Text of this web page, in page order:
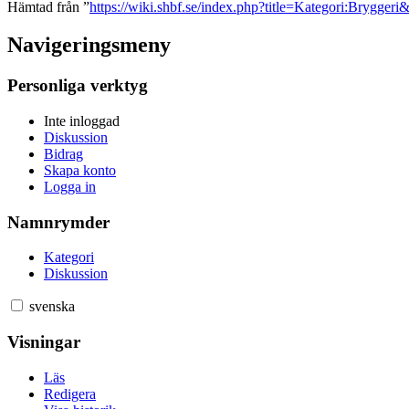
Hämtad från ”https://wiki.shbf.se/
Navigeringsmeny
Personliga verktyg
Inte inloggad
Diskussion
Bidrag
Skapa konto
Logga in
Namnrymder
Kategori
Diskussion
svenska
Visningar
Läs
Redigera